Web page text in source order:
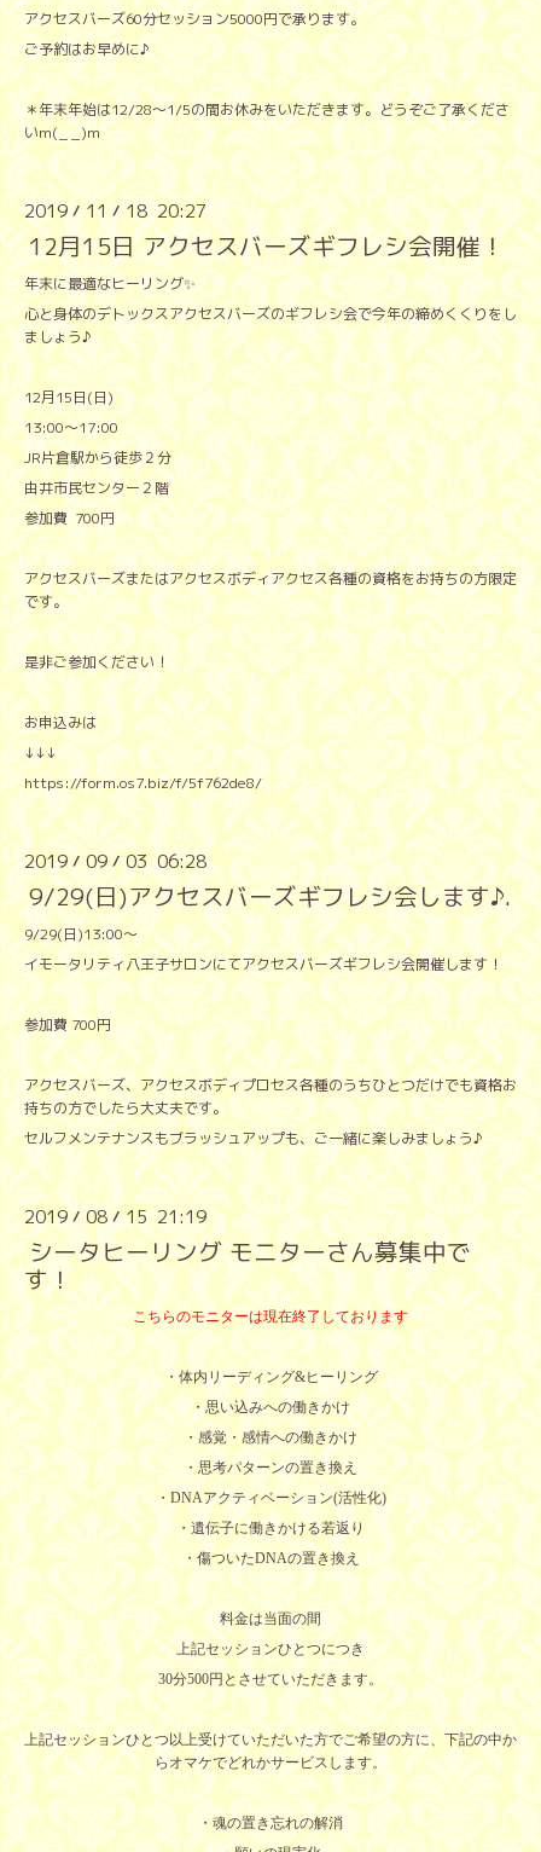
アクセスバーズ60分セッション5000円で承ります。
ご予約はお早めに♪
＊年末年始は12/28〜1/5の間お休みをいただきます。どうぞご了承くださ
いm(_ _)m
2019/11 /18 20:27
12月15日 アクセスバーズギフレシ会開催！
年末に最適なヒーリング✨
心と身体のデトックスアクセスバーズのギフレシ会で今年の締めくくりをし
ましょう♪
12月15日(日)
13:00〜17:00
JR片倉駅から徒歩２分
由井市民センター２階
参加費 700円
アクセスバーズまたはアクセスボディアクセス各種の資格をお持ちの方限定
です。
是非ご参加ください！
お申込みは
↓↓↓
https://form.os7.biz/f/5f762de8/
2019/09/03 06:28
9/29(日)アクセスバーズギフレシ会します♪.
9/29(日)13:00〜
イモータリティ八王子サロンにてアクセスバーズギフレシ会開催します！
参加費 700円
アクセスバーズ、アクセスボディプロセス各種のうちひとつだけでも資格お
持ちの方でしたら大丈夫です。
セルフメンテナンスもブラッシュアップも、ご一緒に楽しみましょう♪
2019/08/15 21:19
シータヒーリング モニターさん募集中で
す！
こちらのモニターは現在終了しております
・体内リーディング&ヒーリング
・思い込みへの働きかけ
・感覚・感情への働きかけ
・思考パターンの置き換え
・DNAアクティベーション(活性化)
・遺伝子に働きかける若返り
・傷ついたDNAの置き換え
料金は当面の間
上記セッションひとつにつき
30分500円とさせていただきます。
上記セッションひとつ以上受けていただいた方でご希望の方に、下記の中か
らオマケでどれかサービスします。
・魂の置き忘れの解消